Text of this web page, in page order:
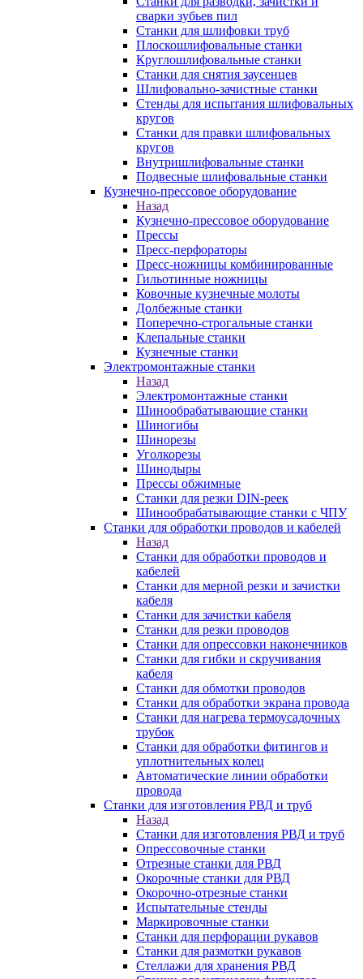
сварки зубьев пил
Станки для шлифовки труб
Плоскошлифовальные станки
Круглошлифовальные станки
Станки для снятия заусенцев
Шлифовально-зачистные станки
Стенды для испытания шлифовальных
кругов
Станки для правки шлифовальных
кругов
Внутришлифовальные станки
Подвесные шлифовальные станки
Кузнечно-прессовое оборудование
Назад
Кузнечно-прессовое оборудование
Прессы
Пресс-перфораторы
Пресс-ножницы комбинированные
Гильотинные ножницы
Ковочные кузнечные молоты
Долбежные станки
Поперечно-строгальные станки
Клепальные станки
Кузнечные станки
Электромонтажные станки
Назад
Электромонтажные станки
Шинообрабатывающие станки
Шиногибы
Шинорезы
Уголкорезы
Шинодыры
Прессы обжимные
Станки для резки DIN-реек
Шинообрабатывающие станки с ЧПУ
Станки для обработки проводов и кабелей
Назад
Станки для обработки проводов и
кабелей
Станки для мерной резки и зачистки
кабеля
Станки для зачистки кабеля
Станки для резки проводов
Станки для опрессовки наконечников
Станки для гибки и скручивания
кабеля
Станки для обмотки проводов
Станки для обработки экрана провода
Станки для нагрева термоусадочных
трубок
Станки для обработки фитингов и
уплотнительных колец
Автоматические линии обработки
провода
Станки для изготовления РВД и труб
Назад
Станки для изготовления РВД и труб
Опрессовочные станки
Отрезные станки для РВД
Окорочные станки для РВД
Окорочно-отрезные станки
Испытательные стенды
Маркировочные станки
Станки для перфорации рукавов
Станки для размотки рукавов
Стеллажи для хранения РВД